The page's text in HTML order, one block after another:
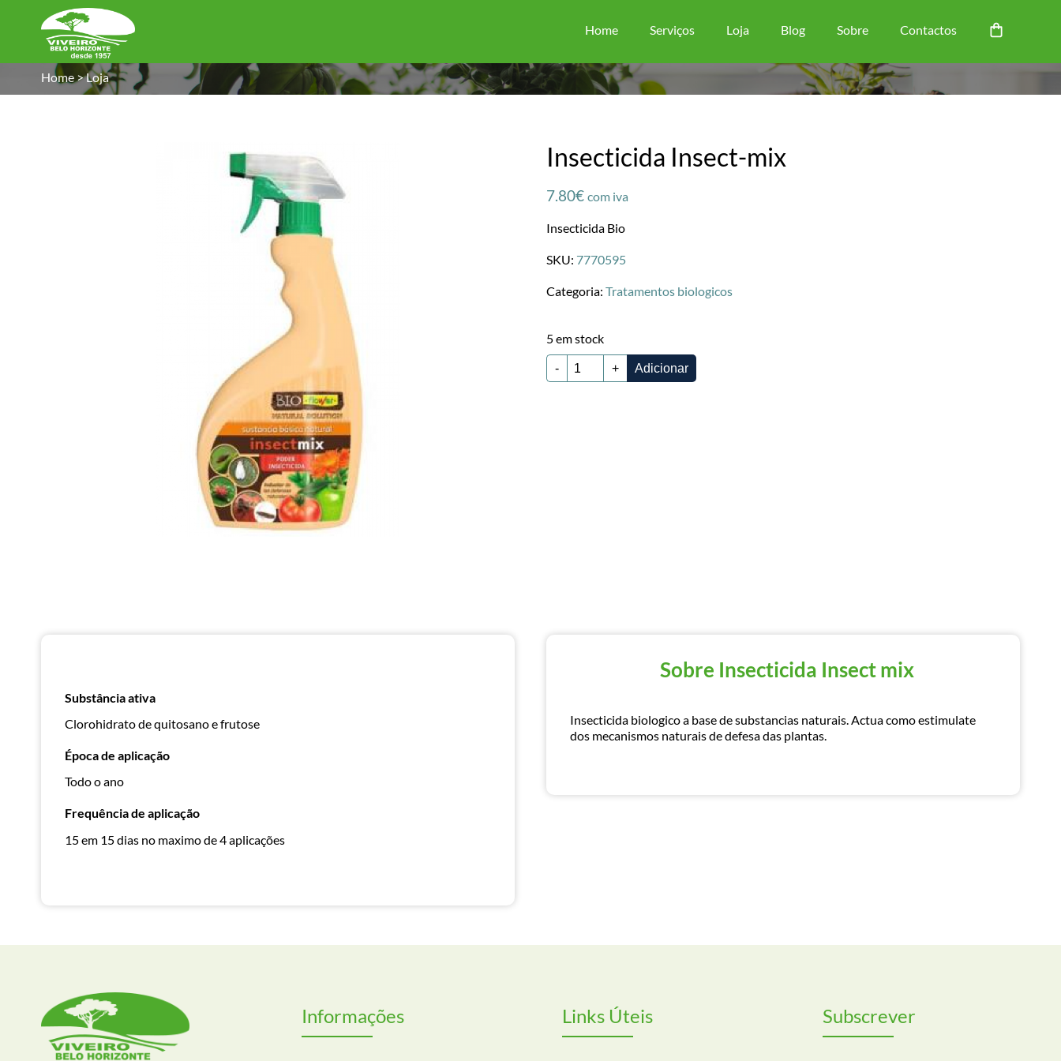
Home Serviços Loja Blog Sobre Contactos
Home >Loja
Insecticida Insect-mix
7.80€ com iva
Insecticida Bio
SKU: 7770595
Categoria: Tratamentos biologicos
5 em stock
- + Adicionar
Substância ativa
Clorohidrato de quitosano e frutose
Época de aplicação
Todo o ano
Frequência de aplicação
15 em 15 dias no maximo de 4 aplicações
Sobre Insecticida Insect mix
Insecticida biologico a base de substancias naturais. Actua como estimulate
dos mecanismos naturais de defesa das plantas.
Informações Links Úteis Subscrever